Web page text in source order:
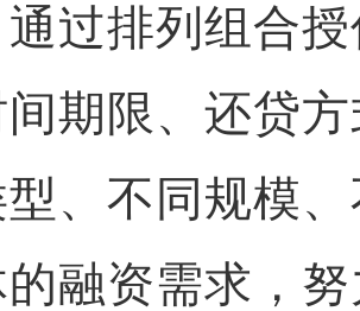
过排列组合
间期限、还贷
、不同规模
融资需求，